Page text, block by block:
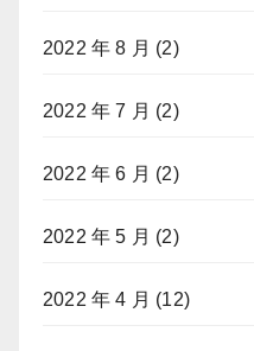
2022 年 8 月 (2)
2022 年 7 月 (2)
2022 年 6 月 (2)
2022 年 5 月 (2)
2022 年 4 月 (12)